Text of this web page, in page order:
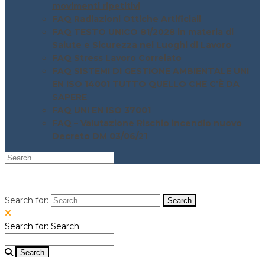
movimenti ripetitivi
FAQ Radiazioni Ottiche Artificiali
FAQ TESTO UNICO 81/2028 in materia di
Salute e Sicurezza nei Luoghi di Lavoro
FAQ Stress Lavoro Correlato
FAQ SISTEMI DI GESTIONE AMBIENTALE UNI
EN ISO 14001 TUTTO QUELLO CHE C’È DA
SAPERE
FAQ UNI EN ISO 37001
FAQ – Valutazione Rischio incendio nuovo
Decreto DM 03/06/21
Search for:
Search for: Search: